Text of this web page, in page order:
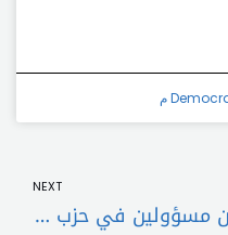
NEXT
بين مسؤولين في حزب الله ونائبة شوفيّة